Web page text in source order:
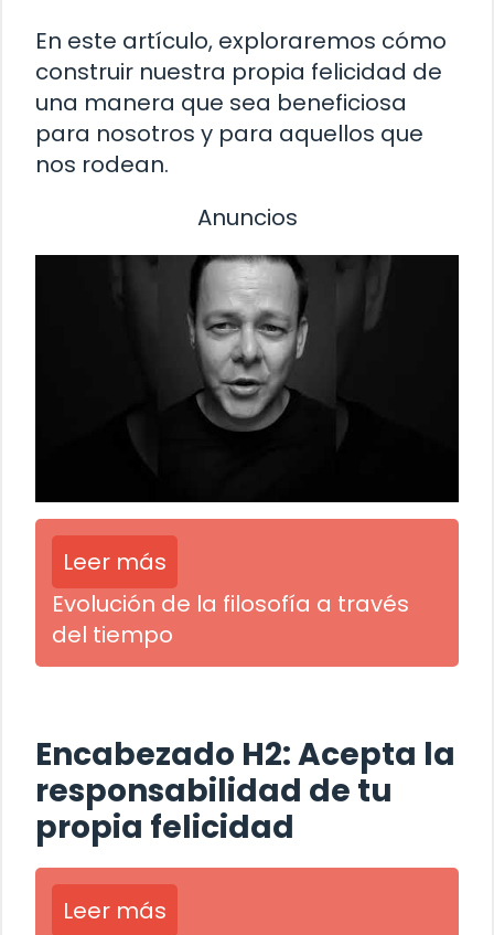
En este artículo, exploraremos cómo
construir nuestra propia felicidad de
una manera que sea beneficiosa
para nosotros y para aquellos que
nos rodean.
Anuncios
Leer más
Evolución de la filosofía a través
del tiempo
Encabezado H2: Acepta la
responsabilidad de tu
propia felicidad
Leer más